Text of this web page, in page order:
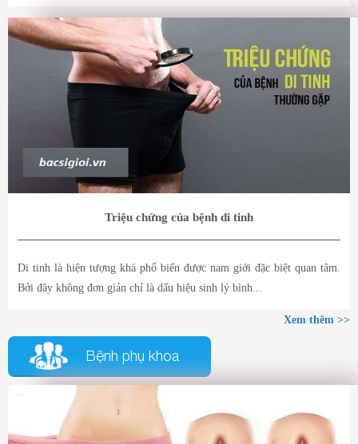
Triệu chứng của bệnh di tinh
Di tinh là hiện tượng khá phổ biến được nam giới đặc biệt quan tâm.
Bởi đây không đơn giản chỉ là dấu hiệu sinh lý bình...
Xem thêm >>
Bệnh phụ khoa